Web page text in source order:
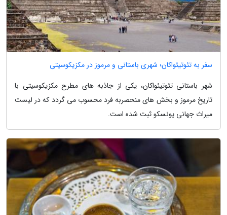
سفر به تئوتیئواکان؛ شهری باستانی و مرموز در مکزیکوسیتی
شهر باستانی تئوتیئواکان، یکی از جاذبه های مطرح مکزیکوسیتی با
تاریخ مرموز و بخش های منحصربه فرد محسوب می گردد که در لیست
میراث جهانی یونسکو ثبت شده است.